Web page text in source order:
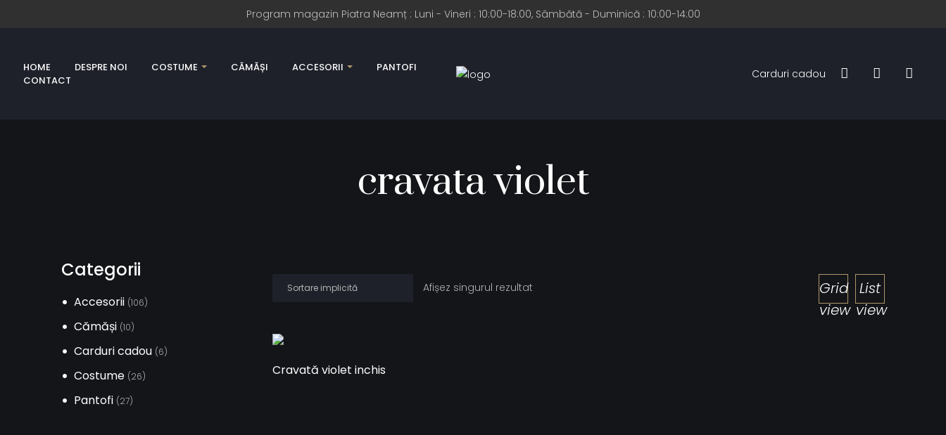
Program magazin Piatra Neamț : Luni - Vineri : 10:00-18:00, Sâmbătă - Duminică : 10:00-14:00
HOME DESPRE NOI COSTUME CĂMĂȘI ACCESORII
PANTOFI
CONTACT
Carduri cadou
cravata violet
Afișez singurul rezultat
Grid
view
List
view
Cravată violet inchis
Categorii
Accesorii (106)
Cămăși (10)
Carduri cadou (6)
Costume (26)
Pantofi (27)